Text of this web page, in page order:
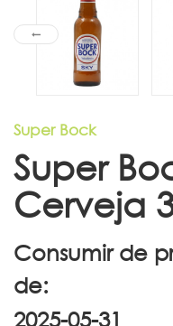
Super Bock
Super
Cerveja
Consumir de
de: